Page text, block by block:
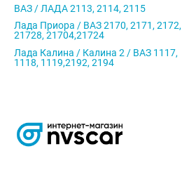
ВАЗ / ЛАДА 2113, 2114, 2115
Лада Приора / ВАЗ 2170, 2171, 2172,
21728, 21704,21724
Лада Калина / Калина 2 / ВАЗ 1117,
1118, 1119,2192, 2194